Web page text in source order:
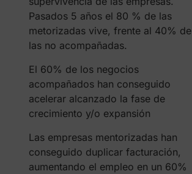
Pasados 5 años el 80 % de las
metorizadas vive, frente al 40% de
las no acompañadas.
El 60% de los negocios
acompañados han conseguido
acelerar alcanzado la fase de
crecimiento y/o expansión
Las empresas mentorizadas han
conseguido duplicar facturación,
aumentando el empleo en un 60%